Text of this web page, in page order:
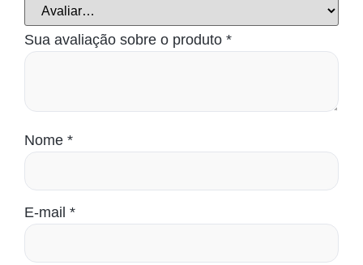
Sua avaliação sobre o produto *
Nome *
E-mail *